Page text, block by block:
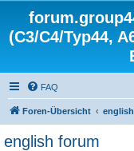
(C3/C4/Typ44,
FAQ
Foren-Übersicht
english forum